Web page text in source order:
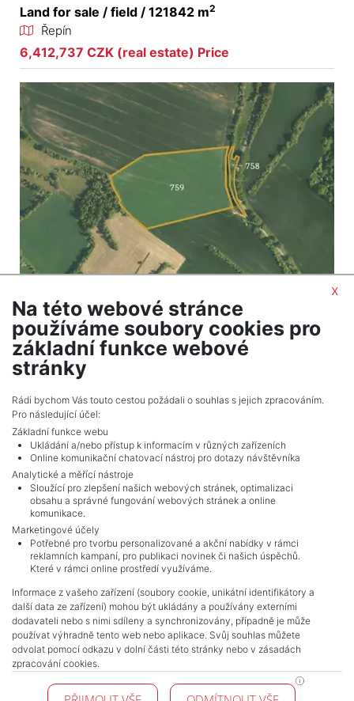
Land for sale / field / 121842 m2
Řepín
6,412,737 CZK (real estate) Price
Land for sale / field / 38116 m2
Chodeč - Vysoká
1,334,060 CZK (real estate) Price
Adverts total10.
NAVIGACE
Terms and conditions
Protection of personal data
Real estate's
Contact
Cookie processing
KONTAKT
x
Na této webové stránce
používáme soubory cookies pro
základní funkce webové
stránky
Rádi bychom Vás touto cestou požádali o souhlas s jejich zpracováním.
Pro následující účel:
Základní funkce webu
Ukládání a/nebo přístup k informacím v různých zařízeních
Online komunikační chatovací nástroj pro dotazy návštěvníka
Analytické a měřící nástroje
Sloužící pro zlepšení našich webových stránek, optimalizaci
obsahu a správné fungování webových stránek a online
komunikace.
Marketingové účely
Potřebné pro tvorbu personalizované a akční nabídky v rámci
reklamních kampaní, pro publikaci novinek či našich úspěchů.
Které v rámci online prostředí využíváme.
Informace z vašeho zařízení (soubory cookie, unikátní identifikátory a
další data ze zařízení) mohou být ukládány a používány externími
dodavateli nebo s nimi sdíleny a synchronizovány, případně je může
používat výhradně tento web nebo aplikace. Svůj souhlas můžete
odvolat pomocí odkazu v dolní části této stránky nebo v zásadách
zpracování cookies.